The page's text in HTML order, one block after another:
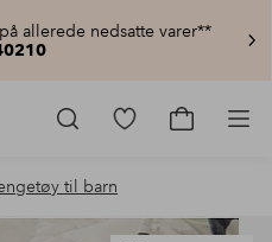
allerede nedsatte varer**
Gå
Gå
til barn